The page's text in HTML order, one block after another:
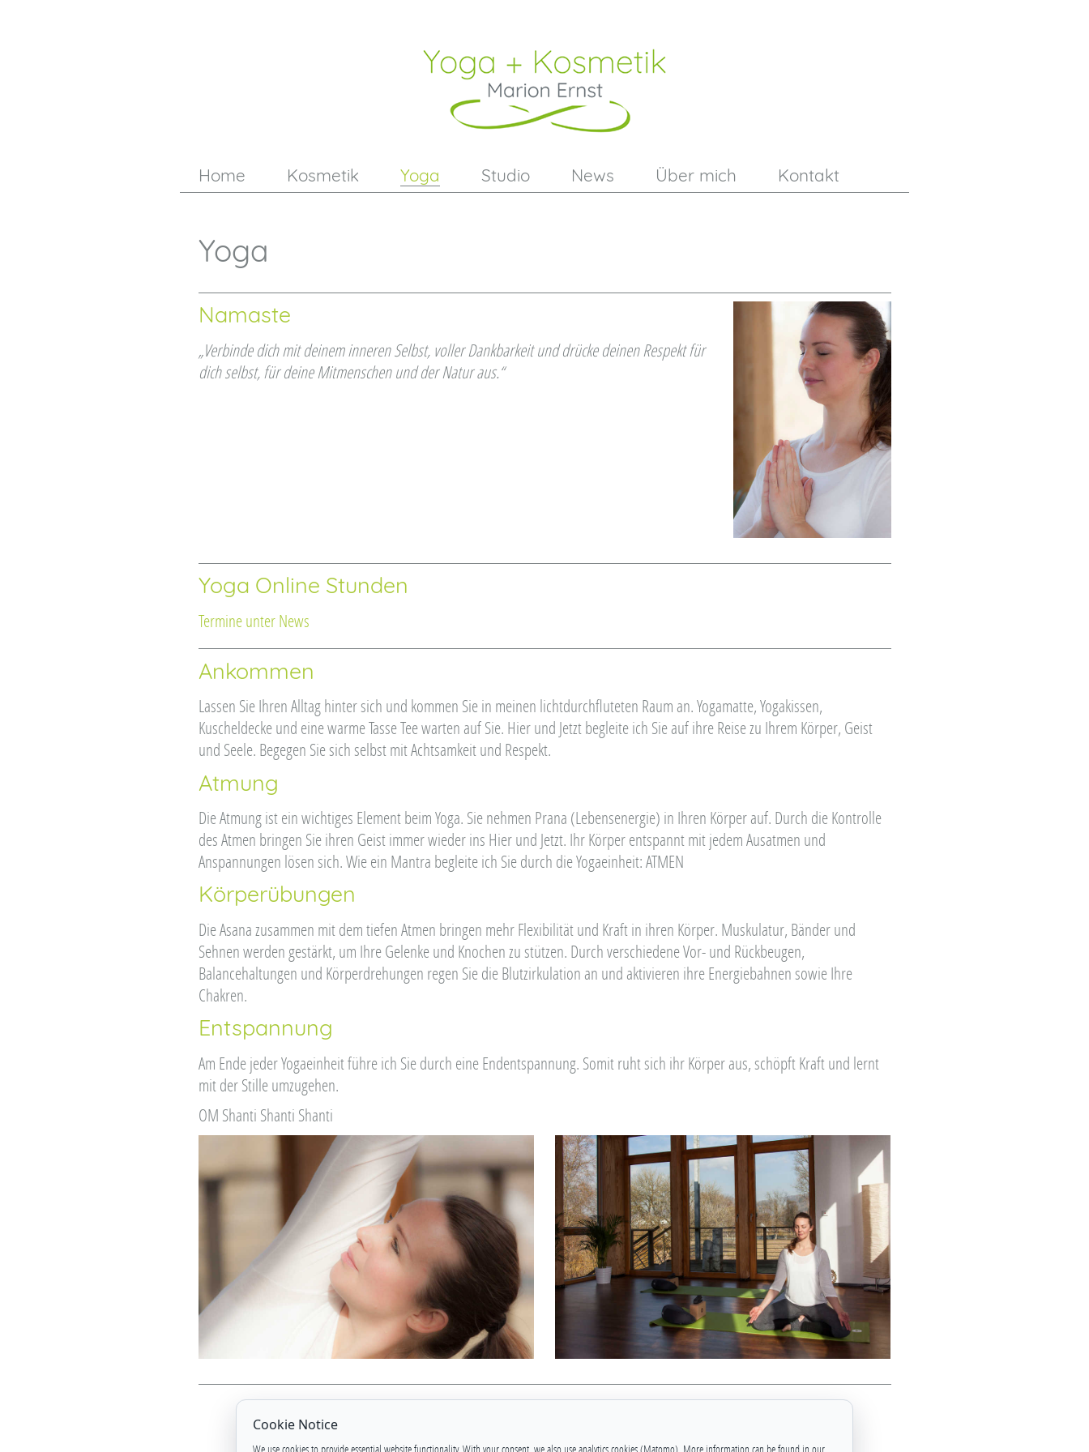
Home Kosmetik Yoga Studio News Über mich Kontakt
Yoga
Namaste
„Verbinde dich mit deinem inneren Selbst, voller Dankbarkeit und drücke deinen Respekt für
dich selbst, für deine Mitmenschen und der Natur aus.“
Yoga Online Stunden
Termine unter News
Ankommen
Lassen Sie Ihren Alltag hinter sich und kommen Sie in meinen lichtdurchfluteten Raum an. Yogamatte, Yogakissen,
Kuscheldecke und eine warme Tasse Tee warten auf Sie. Hier und Jetzt begleite ich Sie auf ihre Reise zu Ihrem Körper, Geist
und Seele. Begegen Sie sich selbst mit Achtsamkeit und Respekt.
Atmung
Die Atmung ist ein wichtiges Element beim Yoga. Sie nehmen Prana (Lebensenergie) in Ihren Körper auf. Durch die Kontrolle
des Atmen bringen Sie ihren Geist immer wieder ins Hier und Jetzt. Ihr Körper entspannt mit jedem Ausatmen und
Anspannungen lösen sich. Wie ein Mantra begleite ich Sie durch die Yogaeinheit: ATMEN
Körperübungen
Die Asana zusammen mit dem tiefen Atmen bringen mehr Flexibilität und Kraft in ihren Körper. Muskulatur, Bänder und
Sehnen werden gestärkt, um Ihre Gelenke und Knochen zu stützen. Durch verschiedene Vor- und Rückbeugen,
Balancehaltungen und Körperdrehungen regen Sie die Blutzirkulation an und aktivieren ihre Energiebahnen sowie Ihre
Chakren.
Entspannung
Am Ende jeder Yogaeinheit führe ich Sie durch eine Endentspannung. Somit ruht sich ihr Körper aus, schöpft Kraft und lernt
mit der Stille umzugehen.
OM Shanti Shanti Shanti
Cookie Notice